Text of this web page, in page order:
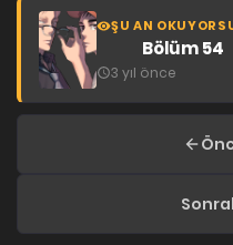
Trend Seriler
Tamamlanan Seriler
Planlanan Seriler
ŞU AN
Bölüm 54
3 yıl önce